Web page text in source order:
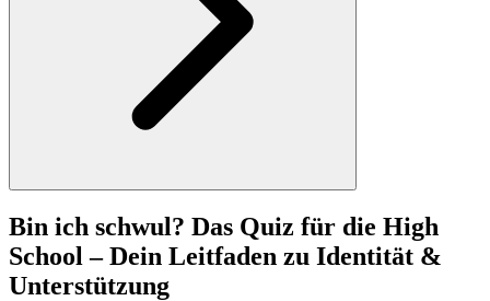
Bin ich schwul? Das Quiz für die High
School – Dein Leitfaden zu Identität &
Unterstützung